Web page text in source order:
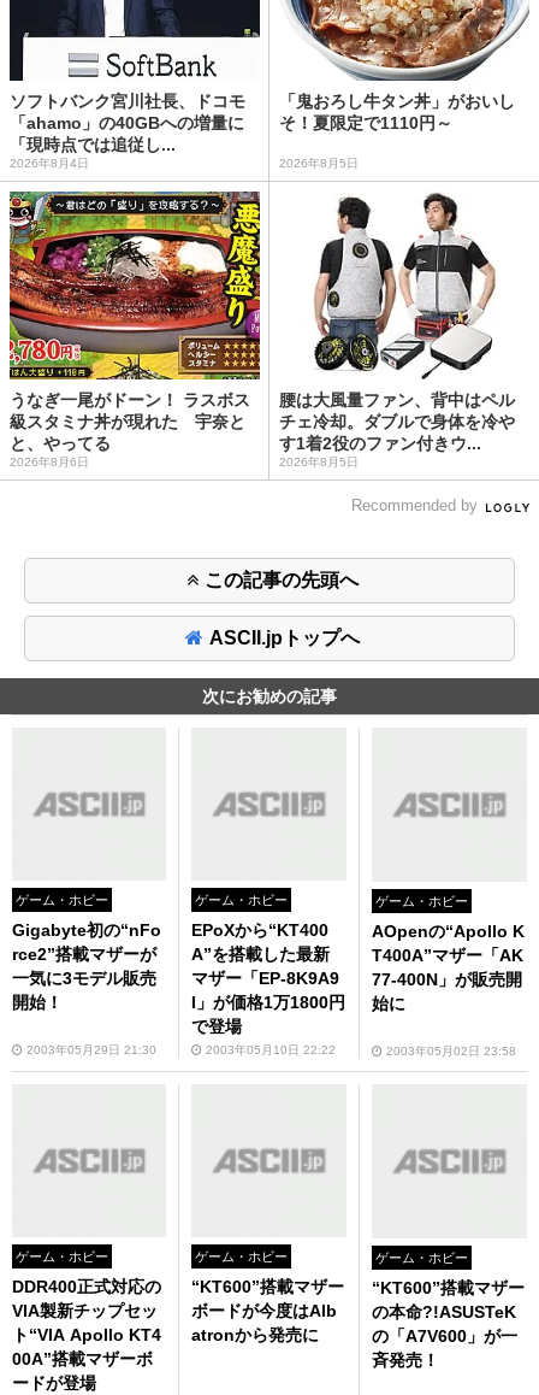
ソフトバンク宮川社長、ドコモ
「ahamo」の40GBへの増量に
「現時点では追従し...
2026年8月4日
「鬼おろし牛タン丼」がおいし
そ！夏限定で1110円～
2026年8月5日
うなぎ一尾がドーン！ ラスボス
級スタミナ丼が現れた 宇奈と
と、やってる
2026年8月6日
腰は大風量ファン、背中はペル
チェ冷却。ダブルで身体を冷や
す1着2役のファン付きウ...
2026年8月5日
Recommended by
この記事の先頭へ
ASCII.jpトップへ
次にお勧めの記事
ゲーム・ホビー
Gigabyte初の“nFo
rce2”搭載マザーが
一気に3モデル販売
開始！
2003年05月29日 21:30
ゲーム・ホビー
EPoXから“KT400
A”を搭載した最新
マザー「EP-8K9A9
I」が価格1万1800円
で登場
2003年05月10日 22:22
ゲーム・ホビー
AOpenの“Apollo K
T400A”マザー「AK
77-400N」が販売開
始に
2003年05月02日 23:58
ゲーム・ホビー
DDR400正式対応の
VIA製新チップセッ
ト“VIA Apollo KT4
00A”搭載マザーボ
ードが登場
ゲーム・ホビー
“KT600”搭載マザー
ボードが今度はAlb
atronから発売に
ゲーム・ホビー
“KT600”搭載マザー
の本命?!ASUSTeK
の「A7V600」が一
斉発売！